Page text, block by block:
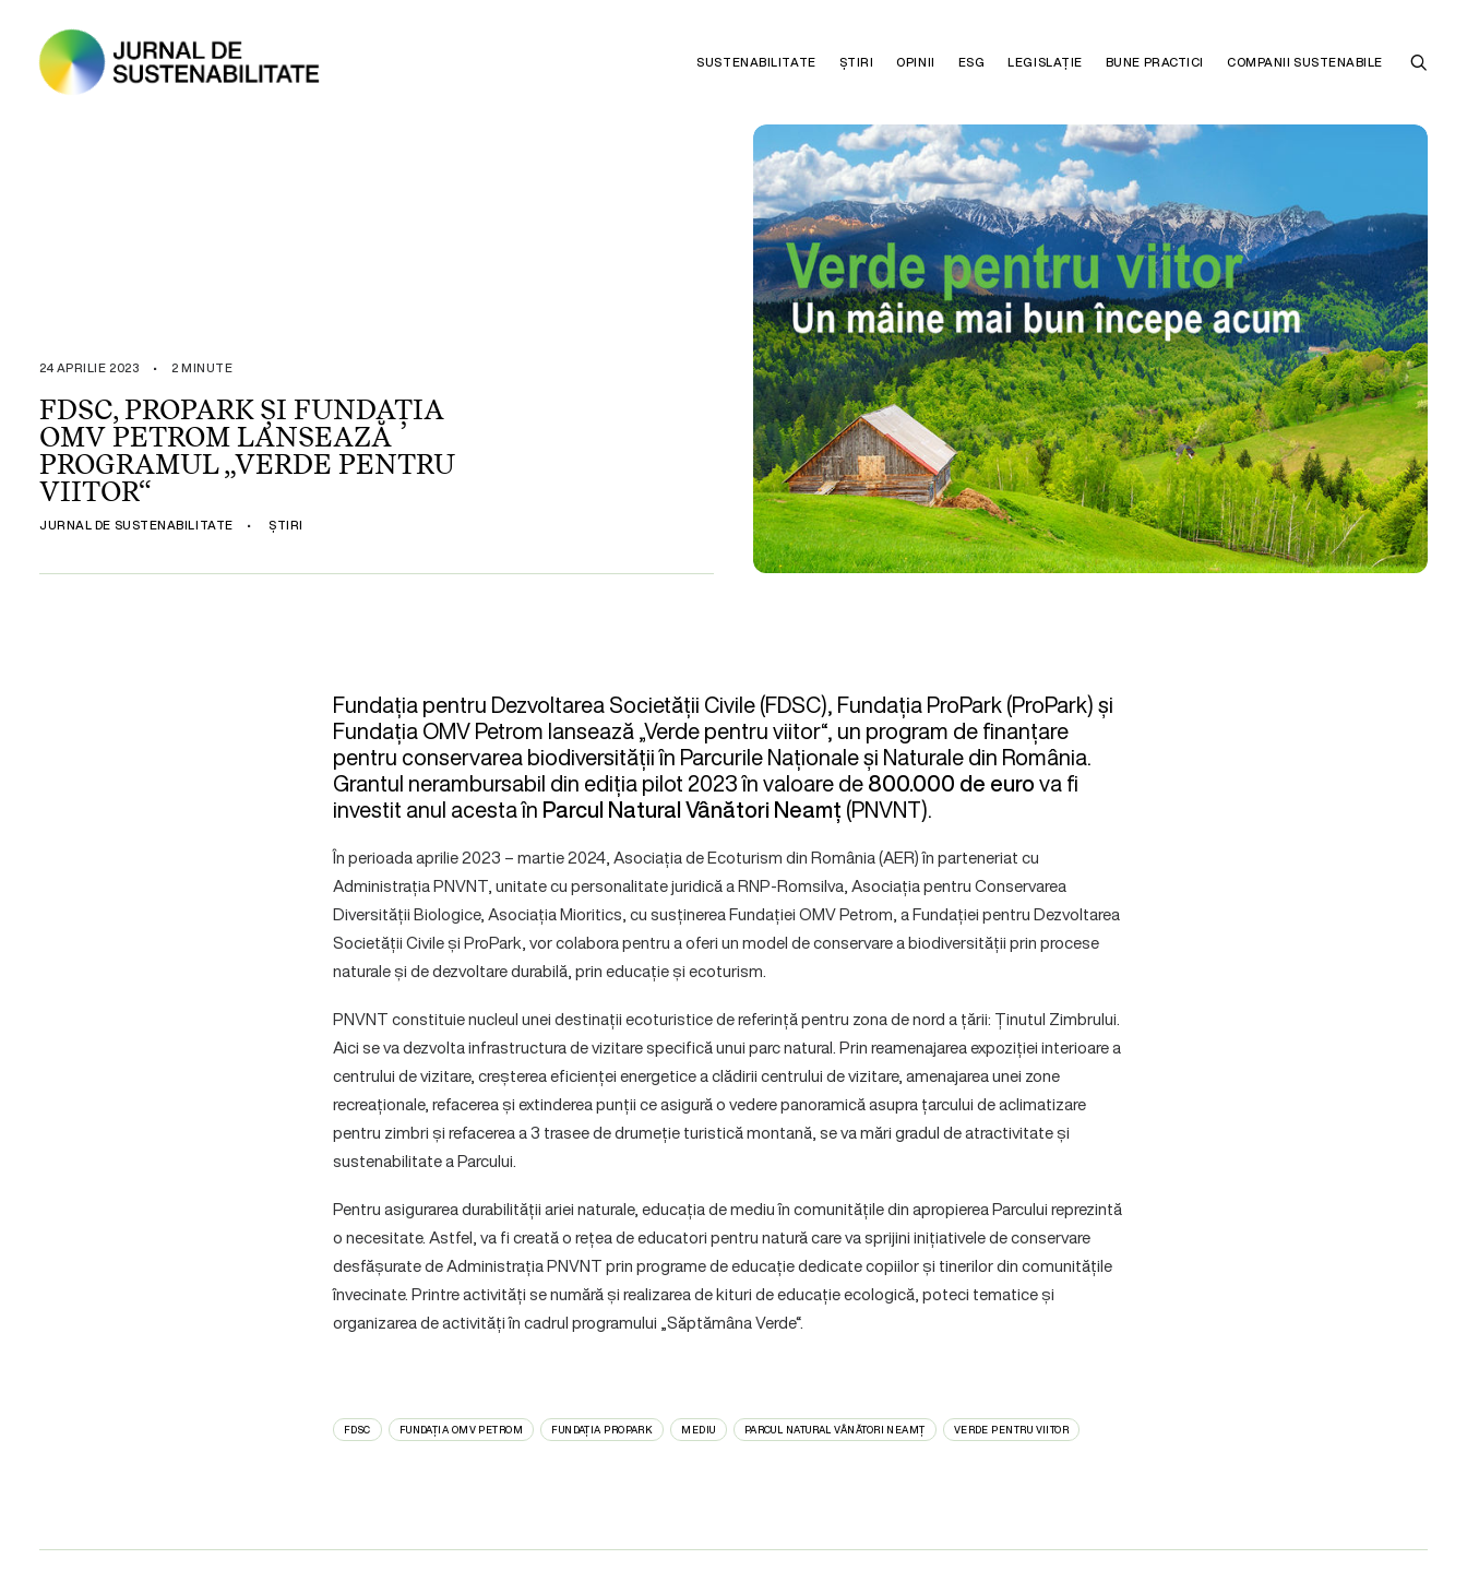
SUSTENABILITATE ȘTIRI OPINII ESG LEGISLAȚIE BUNE PRACTICI COMPANII SUSTENABILE
24 APRILIE 2023 • 2 MINUTE
FDSC, PROPARK ȘI FUNDAȚIA
OMV PETROM LANSEAZĂ
PROGRAMUL „VERDE PENTRU
VIITOR“
JURNAL DE SUSTENABILITATE • ȘTIRI
Fundația pentru Dezvoltarea Societății Civile (FDSC), Fundația ProPark (ProPark) și
Fundația OMV Petrom lansează „Verde pentru viitor“, un program de finanțare
pentru conservarea biodiversității în Parcurile Naționale și Naturale din România.
Grantul nerambursabil din ediția pilot 2023 în valoare de800.000 de eurova fi
investit anul acesta în Parcul Natural Vânători Neamț (PNVNT).
În perioada aprilie 2023 – martie 2024, Asociația de Ecoturism din România (AER) în parteneriat cu
Administrația PNVNT, unitate cu personalitate juridică a RNP-Romsilva, Asociația pentru Conservarea
Diversității Biologice, Asociația Mioritics, cu susținerea Fundației OMV Petrom, a Fundației pentru Dezvoltarea
Societății Civile și ProPark, vor colabora pentru a oferi un model de conservare a biodiversității prin procese
naturale și de dezvoltare durabilă, prin educație și ecoturism.
PNVNT constituie nucleul unei destinații ecoturistice de referință pentru zona de nord a țării: Ținutul Zimbrului.
Aici se va dezvolta infrastructura de vizitare specifică unui parc natural. Prin reamenajarea expoziției interioare a
centrului de vizitare, creșterea eficienței energetice a clădirii centrului de vizitare, amenajarea unei zone
recreaționale, refacerea și extinderea punții ce asigură o vedere panoramică asupra țarcului de aclimatizare
pentru zimbri și refacerea a 3 trasee de drumeție turistică montană, se va mări gradul de atractivitate și
sustenabilitate a Parcului.
Pentru asigurarea durabilității ariei naturale, educația de mediu în comunitățile din apropierea Parcului reprezintă
o necesitate. Astfel, va fi creată o rețea de educatori pentru natură care va sprijini inițiativele de conservare
desfășurate de Administrația PNVNT prin programe de educație dedicate copiilor și tinerilor din comunitățile
învecinate. Printre activități se numără și realizarea de kituri de educație ecologică, poteci tematice și
organizarea de activități în cadrul programului „Săptămâna Verde“.
FDSC FUNDAȚIA OMV PETROM FUNDAȚIA PROPARK MEDIU PARCUL NATURAL VÂNĂTORI NEAMȚ VERDE PENTRU VIITOR